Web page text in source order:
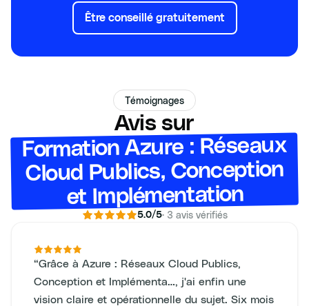
Être conseillé gratuitement
Témoignages
Avis sur
Formation Azure : Réseaux
Cloud Publics, Conception
et Implémentation
5.0/5· 3 avis vérifiés
“Grâce à Azure : Réseaux Cloud Publics,
Conception et Implémenta…, j'ai enfin une
vision claire et opérationnelle du sujet. Six mois